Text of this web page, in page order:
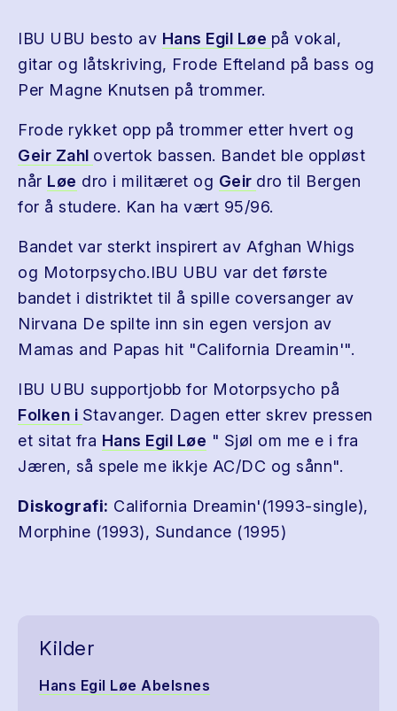
IBU UBU besto av Hans Egil Løe på vokal,
gitar og låtskriving, Frode Efteland på bass og
Per Magne Knutsen på trommer.
Frode rykket opp på trommer etter hvert og
Geir Zahl overtok bassen. Bandet ble oppløst
når Løe dro i militæret og Geir dro til Bergen
for å studere. Kan ha vært 95/96.
Bandet var sterkt inspirert av Afghan Whigs
og Motorpsycho.IBU UBU var det første
bandet i distriktet til å spille coversanger av
Nirvana De spilte inn sin egen versjon av
Mamas and Papas hit "California Dreamin'".
IBU UBU supportjobb for Motorpsycho på
Folken i Stavanger. Dagen etter skrev pressen
et sitat fra Hans Egil Løe " Sjøl om me e i fra
Jæren, så spele me ikkje AC/DC og sånn".
Diskografi: California Dreamin'(1993-single),
Morphine (1993), Sundance (1995)
Kilder
Hans Egil Løe Abelsnes